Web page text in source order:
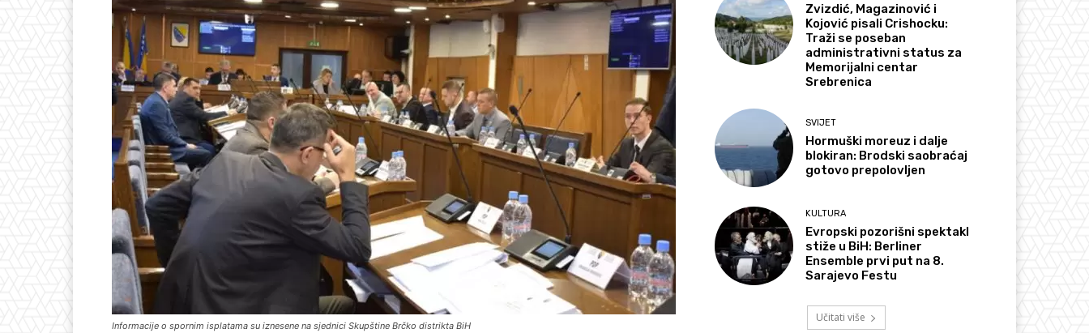
Informacije o spornim isplatama su iznesene na sjednici Skupštine Brčko distrikta BiH
Zvizdić, Magazinović i
Kojović pisali Crishocku:
Traži se poseban
administrativni status za
Memorijalni centar
Srebrenica
SVIJET
Hormuški moreuz i dalje
blokiran: Brodski saobraćaj
gotovo prepolovljen
KULTURA
Evropski pozorišni spektakl
stiže u BiH: Berliner
Ensemble prvi put na 8.
Sarajevo Festu
Učitati više